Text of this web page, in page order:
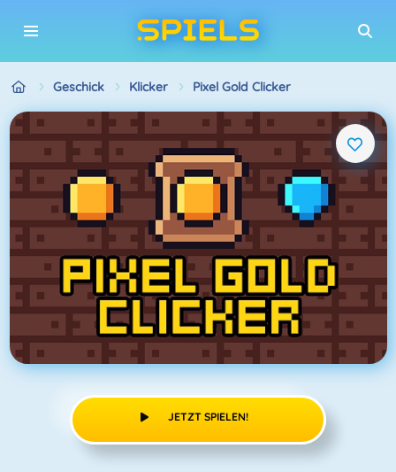
Geschick Klicker Pixel Gold Clicker
JETZT SPIELEN!